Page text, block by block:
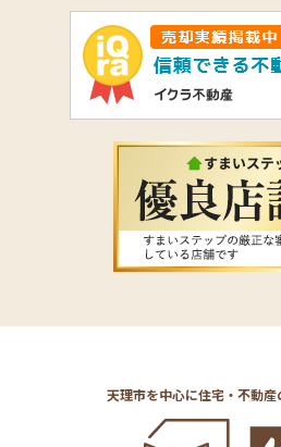
天理市を中心に住宅・不動